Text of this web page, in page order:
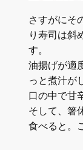
さすがにそ
り寿司は斜
す。
油揚げが適
っと煮汁が
口の中で甘
そして、箸
食べると。